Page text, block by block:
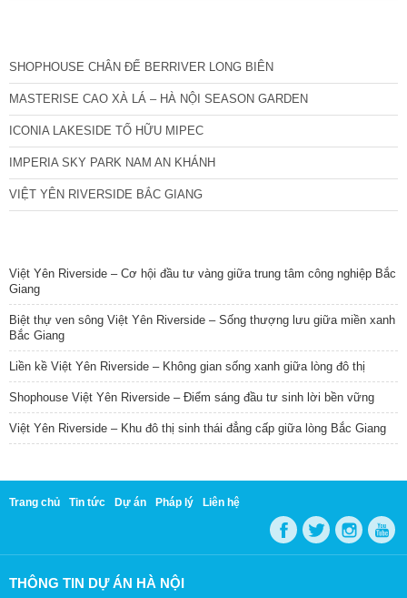
SHOPHOUSE CHÂN ĐẾ BERRIVER LONG BIÊN
MASTERISE CAO XÀ LÁ – HÀ NỘI SEASON GARDEN
ICONIA LAKESIDE TỐ HỮU MIPEC
IMPERIA SKY PARK NAM AN KHÁNH
VIỆT YÊN RIVERSIDE BẮC GIANG
Việt Yên Riverside – Cơ hội đầu tư vàng giữa trung tâm công nghiệp Bắc
Giang
Biệt thự ven sông Việt Yên Riverside – Sống thượng lưu giữa miền xanh
Bắc Giang
Liền kề Việt Yên Riverside – Không gian sống xanh giữa lòng đô thị
Shophouse Việt Yên Riverside – Điểm sáng đầu tư sinh lời bền vững
Việt Yên Riverside – Khu đô thị sinh thái đẳng cấp giữa lòng Bắc Giang
Trang chủ Tin tức Dự án Pháp lý Liên hệ
THÔNG TIN DỰ ÁN HÀ NỘI